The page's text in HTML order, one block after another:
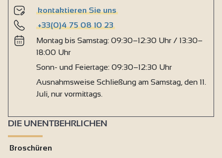
kontaktieren Sie uns
+33(0)4 75 08 10 23
Montag bis Samstag: 09:30–12:30 Uhr / 13:30–
18:00 Uhr
Sonn- und Feiertage: 09:30–12:30 Uhr
Ausnahmsweise Schließung am Samstag, den 11.
Juli, nur vormittags.
DIE UNENTBEHRLICHEN
Broschüren